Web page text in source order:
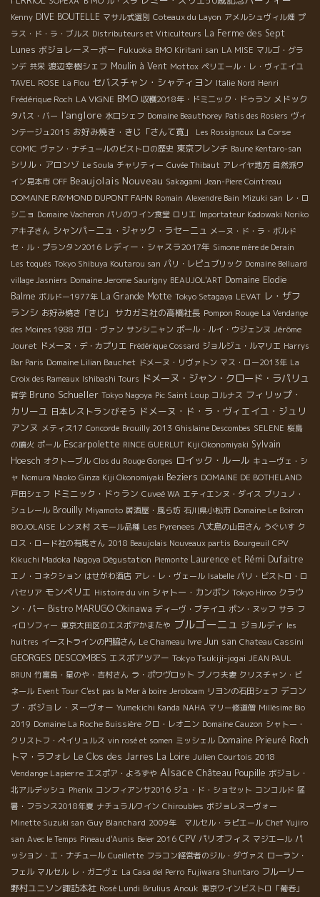
Kenny DIVE BOUTELLE マサル式選別 Coteaux du Layon アメルシュヴィル畑 プ
ラス・ド・ラ・ブルス Distributeurs et Viticulteurs La Ferme des Sept
Lunes ボジョレーヌーボー Fukuoka BMO Kiritani san LA MISE マルゴ・グラ
ンデ 共栄 渡辺幸樹シェフ Moulin à Vent Mottox ペリエール・レ・ヴィエイユ
TAVEL ROSE La Flou セバスチャン・シャティヨン Italie Nord Henri
Frédérique Roch LA VIGNE BMO 収穫2018年・ドミニック・ドゥラン メドック
タパス・バー l'anglore 水口シェフ Domaine Beauthorey Patis des Rosiers ヴィ
ンテージュ2015 お好み焼き・きじ「さんて寛」 Les Rossignoux La Corse
COMIC ヴァン・ナチュールのビストロの歴史 東京フレンチ Baune Kentaro-san
シリル・アロンゾ Le Soula チャリティー Cuvée Thibaut アレイヤ地方 自然派ワ
イン見本市 OFF Beaujolais Nouveau Sakagami Jean-Piere Cointreau
DOMAINE RAYMOND DUPONT FAHN Romain Alexendre Bain Mizuki san レ・ロ
シニョ Domaine Vacheron パリのワイン食堂 ロリエ Importateur Kadowaki Noriko
アキ子さん シャンパ－ニュ・ジャック・ラセ－ニュ メーヌ・ド・ラ・ボルド
セ・ル・プランタン2016 レディー・シャスラ2017年 Simone mère de Derain
Les toqués Tokyo Shibuya Koutarou san パリ・レピュブリック Domaine Belluard
village Jasniers Domaine Jerome Saurigny BEAUJOL'ART Domaine Elodie
Balme ボルドー1977年 La Grande Motte Tokyo Setagaya LEVAT レ・ザフ
ランシ お好み焼き「きじ」 サカガミ社の高橋社長 Pompon Rouge La Vendange
des Moines 1988 ガロ・ヴァン サンシニャン ポール・ルイ・ウジェンヌ Jérôme
Jouret ドメーヌ・デ・カプリエ Frédérique Cossard ジョルジュ・ルマリエ Harrys
Bar Paris Domaine Lilian Bauchet ドメーヌ・リヴァトン マス・ロー2013年 La
Croix des Rameaux Ishibashi Tours ドメーヌ・ジャン・クロード・ラパリュ
哲学 Bruno Schueller Tokyo Nagoya Pic Saint Loup コルナス フィリップ・
カリーユ 日本レストランびそう ドメーヌ・ド・ラ・ヴィエイユ・ジュリ
アンヌ メティス17 Concorde Brouilly 2013 Ghislaine Descombes SELENE 桜島
の噴火 ポール Escarpolette RINCE GUERLUT Kiji Okonomiyaki Sylvain
Hoesch オクトーブル Clos du Rouge Gorges ロイック・ルール キューヴェ・シ
ャ Nomura Naoko Ginza Kiji Okonomiyaki Beziers DOMAINE DE BOTHELAND
戸田シェフ ドミニック・ドゥラン Cuveé WA エティエンヌ・ダイス ブリュノ・
シュレール Brouilly Miyamoto 居酒屋・風ら坊 石川県小松市 Domaine Le Boiron
BIOJOLAISE レンヌ村 スモール品種 Les Pyrenees 八丈島の山田さん うぐいす ク
ロス・ロード社の有馬さん 2018 Beaujolais Nouveaux partis Bourgeuil CPV
Kikuchi Madoka Nagoya Dégustation Piemonte Laurence et Rémi Dufaitre
エノ・コネクション はせがわ酒店 アレ・レ・ヴェール Isabelle パリ・ビストロ・ロ
バセリア モンペリエ Histoire du vin シャトー・カンボン Tokyo Hiroo クラウ
ン・バー Bistro MARUGO Okinawa ディーヴ・ブテイユ ポン・ヌッフ サラ フ
ィロソフィー 東京大田区のエスポアかまたや ブルゴーニュ ジョルディ les
huitres イーストラインの門脇さん Le Chameau Ivre Jun san Chateau Cassini
GEORGES DESCOMBES エスポアツアー Tokyo Tsukiji-jogai JEAN PAUL
BRUN 竹富島・星のや・吉村さん ラ・ポワヴロット ブノワ夫妻 クリスチャン・ビ
ネール Event Tour C'est pas la Mer à boire Jeroboam リヨンの石田シェフ デコン
ブ・ボジョレ・ヌーヴォー Yumekichi Kanda NAHA マリー修道僧 Millésime Bio
2019 Domaine La Roche Buissière クロ・レオニン Domaine Cauzon シャトー・
クリストフ・ペイリュルス vin rosé et somen ミッシェル Domaine Prieuré Roch
トマ・ラフォレ Le Clos des Jarres La Loire Julien Courtois 2018
Vendange Lapierre エスポア・よろずや Alsace Château Poupille ボジョレ・
北アルデッシュ Phenix コンフィアンサ2016 ジュ・ド・ショセット コンコルド 猛
暑・フランス2018年夏 ナチュラルワイン Chiroubles ボジョレヌーヴォー
Minette Suzuki san Guy Blanchard 2009年 マルセル・ラピエール Chef Yujiro
san Avec le Temps Pineau d'Aunis Beier 2016 CPV パリオフィス マジエール パ
ッション・エ・ナチュール Cueillette フラコン経営者のジル・ダヴァス ローラン・
フェル マルセル レ・ガニヴェ La Casa del Perro Fujiwara Shuntaro フルーリー
野村ユニソン諏訪本社 Rosé Lundi Brulius Anouk 東京ワインビストロ「葡呑」